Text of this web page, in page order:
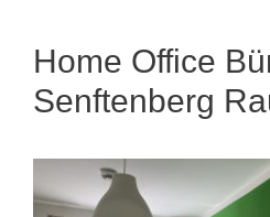
Home Office
Senftenberg